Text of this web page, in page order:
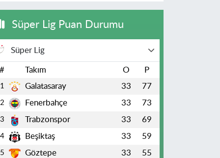
Süper Lig Puan Durumu
Süper Lig
# Takım O P
1 Galatasaray 33 77
2 Fenerbahçe 33 73
3 Trabzonspor 33 69
4 Beşiktaş 33 59
5 Göztepe 33 55